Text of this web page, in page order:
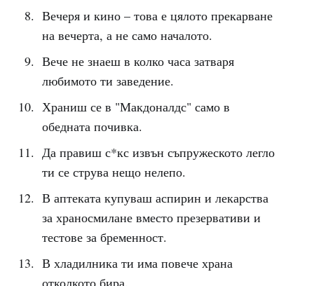
Вечеря и кино – това е цялото прекарване
на вечерта, а не само началото.
Вече не знаеш в колко часа затваря
любимото ти заведение.
Храниш се в "Макдоналдс" само в
обедната почивка.
Да правиш с*кс извън съпружеското легло
ти се струва нещо нелепо.
В аптеката купуваш аспирин и лекарства
за храносмилане вместо презервативи и
тестове за бременност.
В хладилника ти има повече храна
отколкото бира.